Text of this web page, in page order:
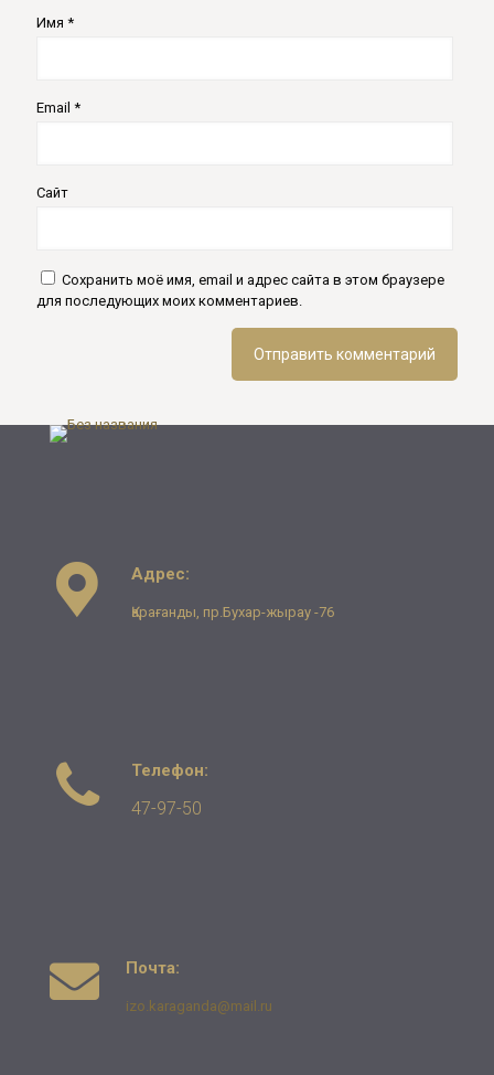
Имя *
Email *
Сайт
Сохранить моё имя, email и адрес сайта в этом браузере
для последующих моих комментариев.
Адрес:
Қарағанды, пр.Бухар-жырау -76
Телефон:
47-97-50
Почта:
izo.karaganda@mail.ru